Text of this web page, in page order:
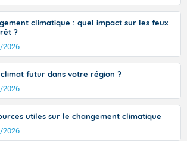
climatique : quel impact sur les feux
?
2026
futur dans votre région ?
2026
utiles sur le changement climatique
2026